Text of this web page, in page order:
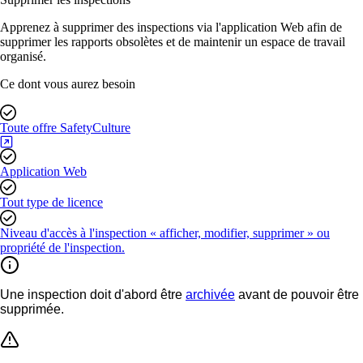
Apprenez à supprimer des inspections via l'application Web afin de
supprimer les rapports obsolètes et de maintenir un espace de travail
organisé.
Ce dont vous aurez besoin
Toute offre SafetyCulture
Application Web
Tout type de licence
Niveau d'accès à l'inspection « afficher, modifier, supprimer » ou
propriété de l'inspection.
Une inspection doit d'abord être archivée avant de pouvoir être
supprimée.